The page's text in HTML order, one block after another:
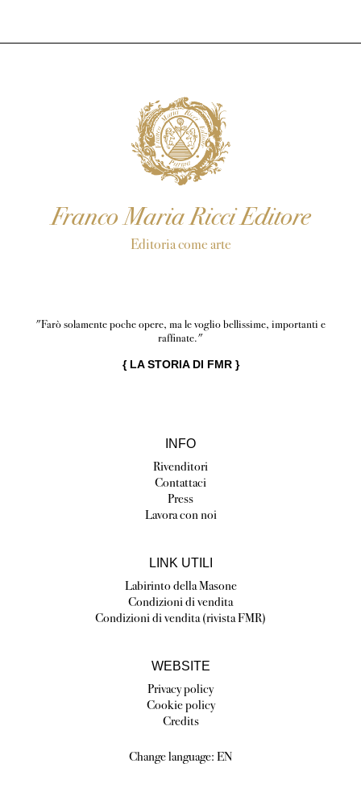
Franco Maria Ricci Editore
Editoria come arte
"Farò solamente poche opere, ma le voglio bellissime, importanti e
raffinate."
{ LA STORIA DI FMR}
INFO
Rivenditori
Contattaci
Press
Lavora con noi
LINK UTILI
Labirinto della Masone
Condizioni di vendita
Condizioni di vendita (rivista FMR)
WEBSITE
Privacy policy
Cookie policy
Credits
Change language: EN